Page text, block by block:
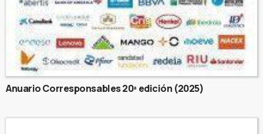
Anuario Corresponsables 20ª edición (2025)